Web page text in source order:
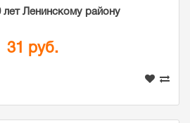
лет Ленинскому району
31 руб.